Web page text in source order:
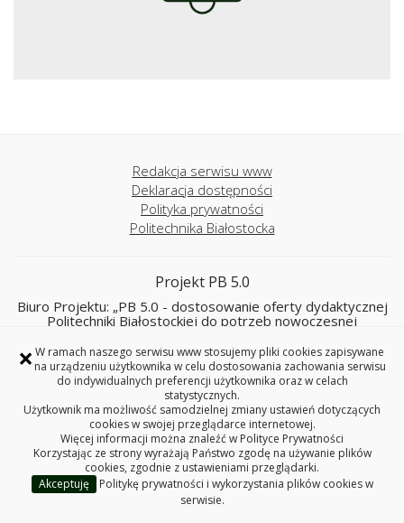
× W ramach naszego serwisu www stosujemy pliki cookies zapisywane
na urządzeniu użytkownika w celu dostosowania zachowania serwisu
do indywidualnych preferencji użytkownika oraz w celach
statystycznych.
Użytkownik ma możliwość samodzielnej zmiany ustawień dotyczących
cookies w swojej przeglądarce internetowej.
Więcej informacji można znaleźć w Polityce Prywatności
Korzystając ze strony wyrażają Państwo zgodę na używanie plików
cookies, zgodnie z ustawieniami przeglądarki.
Akceptuję
Politykę prywatności i wykorzystania plików cookies w
serwisie.
Redakcja serwisu www
Deklaracja dostępności
Polityka prywatności
Politechnika Białostocka
Projekt PB 5.0
Biuro Projektu: „PB 5.0 - dostosowanie oferty dydaktycznej
Politechniki Białostockiej do potrzeb nowoczesnej
(nr umowy FERS.01.05-IP.08-0327/23-00):
Biuro ds. Rozwoju i Programów Międzynarodowych
Politechnika Białostocka
15-351 Białystok, ul. Wiejska 45 A pokój 17 B
tel. 85 746 91 68
e-mail: pb5@pb.edu.pl
Copyright © 2026 Politechnika Białostocka